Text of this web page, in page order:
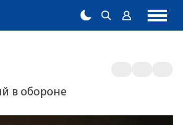
в обороне